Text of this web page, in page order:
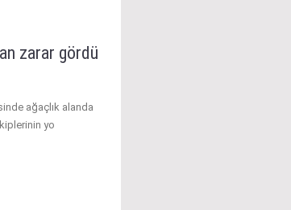
zarar gördü
ağaçlık alanda
yo